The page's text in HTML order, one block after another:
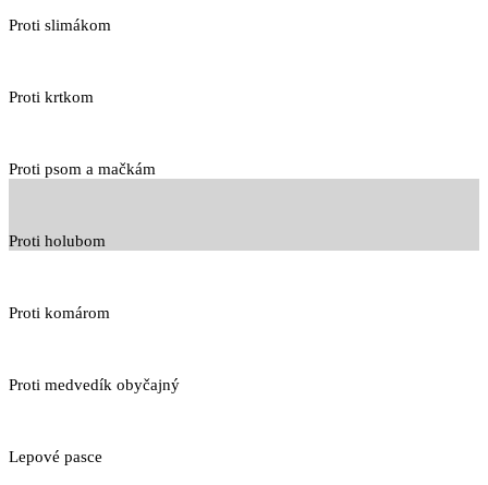
Proti slimákom
Proti krtkom
Proti psom a mačkám
Proti holubom
Proti komárom
Proti medvedík obyčajný
Lepové pasce